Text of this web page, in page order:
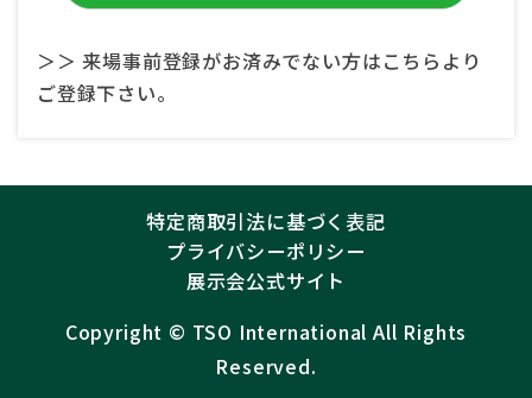
＞＞ 来場事前登録がお済みでない方はこちらより
ご登録下さい。
特定商取引法に基づく表記
プライバシーポリシー
展示会公式サイト
Copyright ©︎ TSO International All Rights
Reserved.